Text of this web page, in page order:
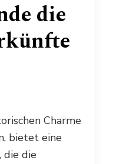
die
Charme
bietet eine
die die